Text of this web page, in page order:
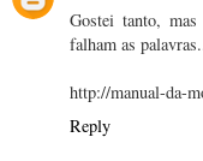
Gostei tanto,
falham as
http://manual-da-
Reply